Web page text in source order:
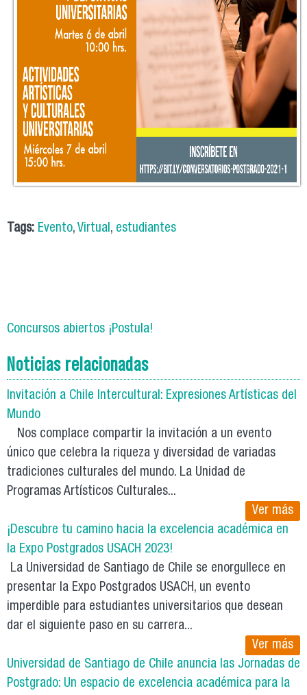
Tags: Evento, Virtual, estudiantes
Concursos abiertos ¡Postula!
Noticias relacionadas
Invitación a Chile Intercultural: Expresiones Artísticas del
Mundo
Nos complace compartir la invitación a un evento
único que celebra la riqueza y diversidad de variadas
tradiciones culturales del mundo. La Unidad de
Programas Artísticos Culturales...
Ver más
¡Descubre tu camino hacia la excelencia académica en
la Expo Postgrados USACH 2023!
La Universidad de Santiago de Chile se enorgullece en
presentar la Expo Postgrados USACH, un evento
imperdible para estudiantes universitarios que desean
dar el siguiente paso en su carrera...
Ver más
Universidad de Santiago de Chile anuncia las Jornadas de
Postgrado: Un espacio de excelencia académica para la